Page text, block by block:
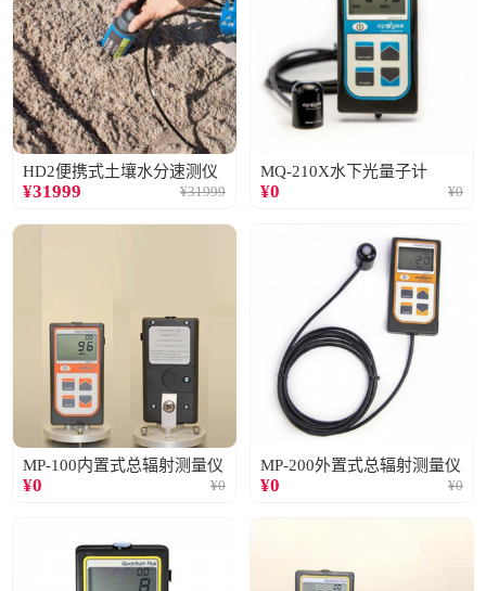
HD2便携式土壤水分速测仪
¥31999 ¥31999
MQ-210X水下光量子计
¥0 ¥0
MP-100内置式总辐射测量仪
¥0 ¥0
MP-200外置式总辐射测量仪
¥0 ¥0